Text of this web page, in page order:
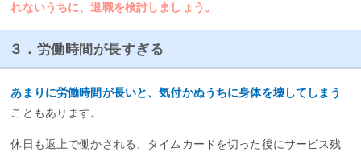
れないうちに、退職を検討しましょう。
３．労働時間が長すぎる
あまりに労働時間が長いと、気付かぬうちに身体を壊してしまう
こともあります。
休日も返上で働かされる、タイムカードを切った後にサービス残